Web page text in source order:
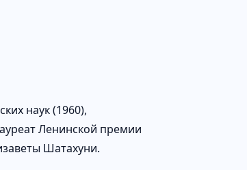
наук (1960),
Ленинской премии
Шатахуни.